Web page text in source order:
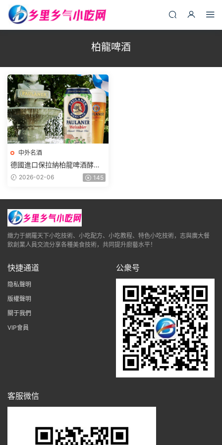
柏龍啤酒
中外名酒
德國進口保拉納柏龍啤酒酵母
型小麥白啤酒罐裝整箱
2026-02-06 145
緻力于網羅天下小吃技術、小吃配方、小吃教程、特色小吃技術，志與廣大餐
飲創業人員交流分享各種美食技術，共同提升廚藝水平！
快捷通道
隐私聲明
版權聲明
關于我們
VIP會員
公衆号
客服微信